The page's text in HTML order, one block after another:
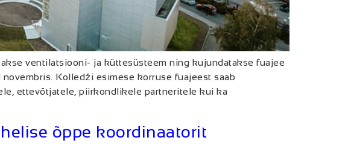
ventilatsiooni- ja küttesüsteem ning kujundatakse fuajee
Kolledži esimese korruse fuajeest saab
ettevõtjatele, piirkondlikele partneritele kui ka
õppe koordinaatorit